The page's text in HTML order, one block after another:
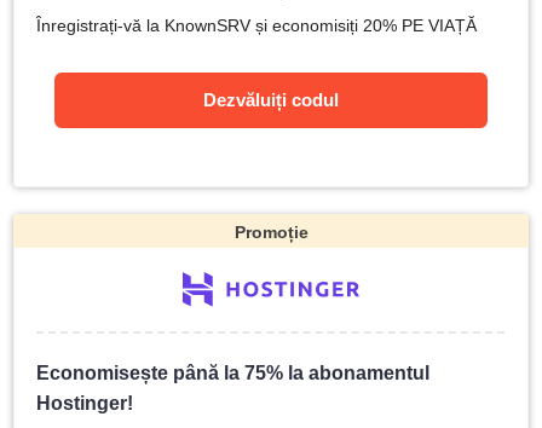
Înregistrați-vă la KnownSRV și economisiți 20% PE VIAȚĂ
Dezvăluiți codul
Promoție
Economisește până la 75% la abonamentul
Hostinger!